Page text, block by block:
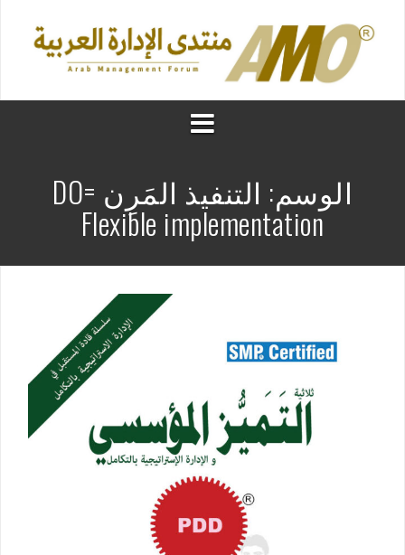
الوسم: التنفيذ المَرِن DO=
Flexible implementation